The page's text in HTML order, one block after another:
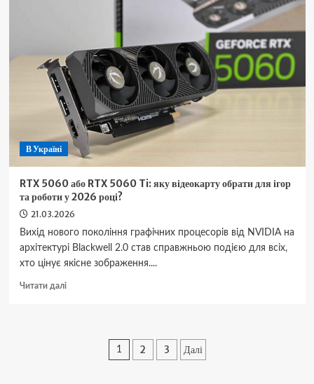
для
міста
і
траси
В Україні
RTX 5060 або RTX 5060 Ti: яку відеокарту обрати для ігор
та роботи у 2026 році?
21.03.2026
Вихід нового покоління графічних процесорів від NVIDIA на
архітектурі Blackwell 2.0 став справжньою подією для всіх,
хто цінує якісне зображення....
Читати даліДокладніше
Пагінація
1 2 3 Далі